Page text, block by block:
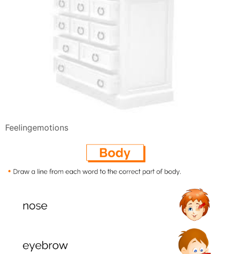
Feelingemotions